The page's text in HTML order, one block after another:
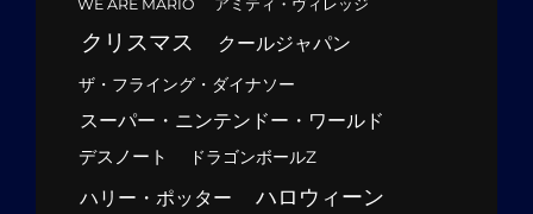
WE ARE MARIO アミティ・ヴィレッジ
クリスマス クールジャパン
ザ・フライング・ダイナソー
スーパー・ニンテンドー・ワールド
デスノート ドラゴンボールZ
ハリー・ポッター ハロウィーン